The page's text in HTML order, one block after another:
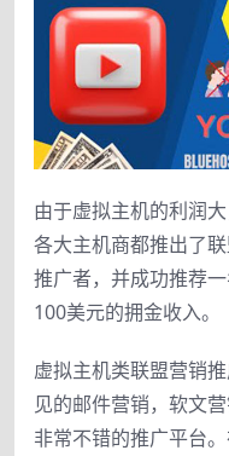
由于虚拟主机的利润
各大主机商都推出了
推广者，并成功推荐
100美元的拥金收入。
虚拟主机类联盟营销
见的邮件营销，软文
非常不错的推广平台